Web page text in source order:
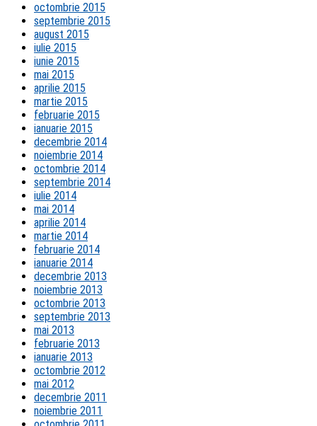
octombrie 2015
septembrie 2015
august 2015
iulie 2015
iunie 2015
mai 2015
aprilie 2015
martie 2015
februarie 2015
ianuarie 2015
decembrie 2014
noiembrie 2014
octombrie 2014
septembrie 2014
iulie 2014
mai 2014
aprilie 2014
martie 2014
februarie 2014
ianuarie 2014
decembrie 2013
noiembrie 2013
octombrie 2013
septembrie 2013
mai 2013
februarie 2013
ianuarie 2013
octombrie 2012
mai 2012
decembrie 2011
noiembrie 2011